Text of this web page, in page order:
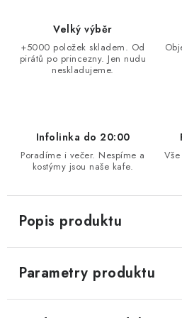
Velký výběr
+5000 položek skladem. Od
pirátů po princezny. Jen nudu
neskladujeme.
Infolinka do 20:00
Poradíme i večer. Nespíme a
kostýmy jsou naše kafe.
Popis produktu
Parametry produktu